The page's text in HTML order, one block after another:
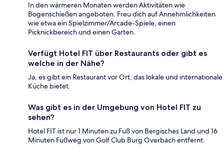
In den wärmeren Monaten werden Aktivitäten wie
Bogenschießen angeboten. Freu dich auf Annehmlichkeiten
wie etwa ein Spielzimmer/Arcade-Spiele, einen
Picknickbereich und einen Garten.
Verfügt Hotel FIT über Restaurants oder gibt es
welche in der Nähe?
Ja, es gibt ein Restaurant vor Ort, das lokale und internationale
Küche bietet.
Was gibt es in der Umgebung von Hotel FIT zu
sehen?
Hotel FIT ist nur 1 Minuten zu Fuß von Bergisches Land und 16
Minuten Fußweg von Golf Club Burg Overbach entfernt.